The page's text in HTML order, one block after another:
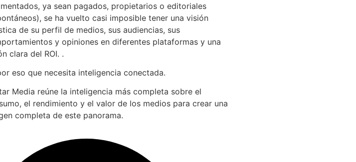
ya sean pagados, propietarios o editoriales
se ha vuelto casi imposible tener una visión
de su perfil de medios, sus audiencias, sus
y opiniones en diferentes plataformas y una
clara del ROI. .
eso que necesita inteligencia conectada.
Media reúne la inteligencia más completa sobre el
el rendimiento y el valor de los medios para crear una
completa de este panorama.